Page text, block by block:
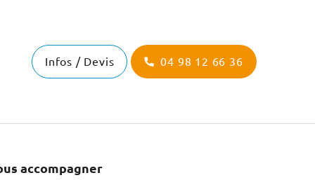
Infos / Devis 04 98 12 66 36
accompagner